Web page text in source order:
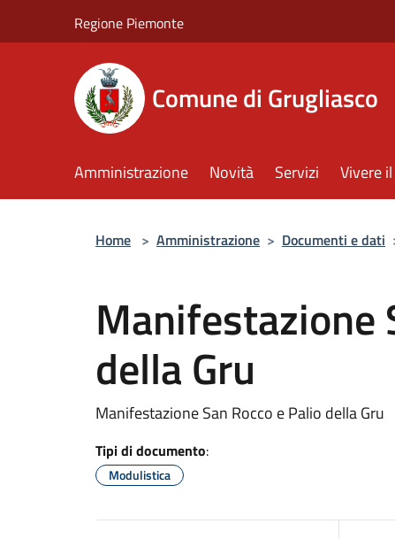
Regione Piemonte
Comune di Grugliasco
Amministrazione Novità Servizi Vivere
Home > Amministrazione > Documenti e dati
Manifestazione
della Gru
Manifestazione San Rocco e Palio della Gru
Tipi di documento:
Modulistica